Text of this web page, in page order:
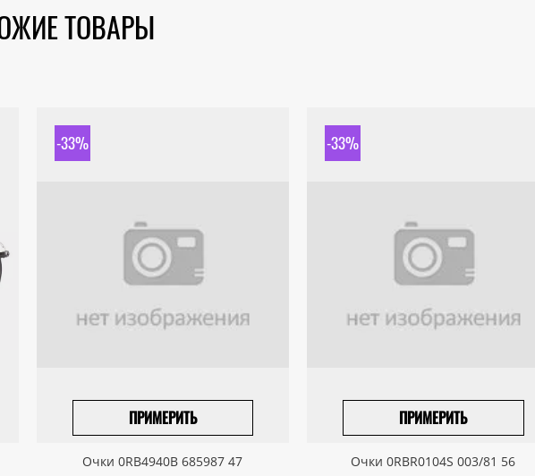
ТОВАРЫ
-33%
ПРИМЕРИТЬ
ПРИВЕЗТИ ПОД ЗАКАЗ
Очки 0RB4940B 685987 47
-33%
ПРИМЕРИТЬ
ПРИВЕЗТИ ПОД ЗАКАЗ
Очки 0RBR0104S 003/81 56